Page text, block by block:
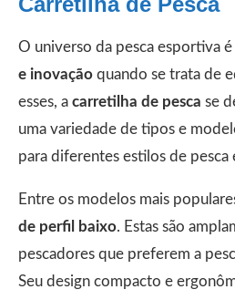
O universo da pesca esportiva
e inovação quando se trata de
esses, a carretilha de pesca se
uma variedade de tipos e
para diferentes estilos de pesca
Entre os modelos mais
de perfil baixo. Estas são
pescadores que preferem a
Seu design compacto e